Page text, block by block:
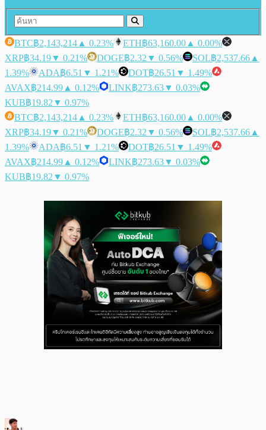
BTC฿2,143,214 ▲ 0.23% ETH฿63,160.00 ▲ 0.00%
XRP฿34.19▼ 0.21% DOGE฿2.32 ▼ 0.56% SOL฿2,537.66 ▲
1.39%
ADA฿6.51 ▼ 1.21% DOT฿26.51 ▼ 1.49%
AVAX฿214.99 ▲ 0.12% LINK฿273.63▼ 0.03%
KUB฿19.82 ▼ 0.97%
BTC฿2,143,214 ▲ 0.23% ETH฿63,160.00 ▲ 0.00%
XRP฿34.19▼ 0.21% DOGE฿2.32 ▼ 0.56% SOL฿2,537.66 ▲
1.39%
ADA฿6.51 ▼ 1.21% DOT฿26.51 ▼ 1.49%
AVAX฿214.99 ▲ 0.12% LINK฿273.63▼ 0.03%
KUB฿19.82 ▼ 0.97%